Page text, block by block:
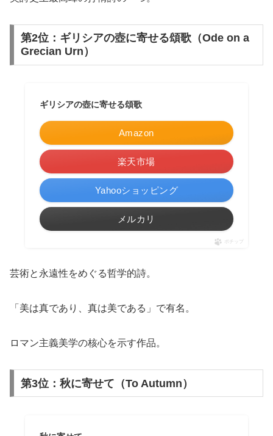
第2位：ギリシアの壺に寄せる頌歌（Ode on a
Grecian Urn）
ギリシアの壺に寄せる頌歌
Amazon
楽天市場
Yahooショッピング
メルカリ
ポチップ
芸術と永遠性をめぐる哲学的詩。
「美は真であり、真は美である」で有名。
ロマン主義美学の核心を示す作品。
第3位：秋に寄せて（To Autumn）